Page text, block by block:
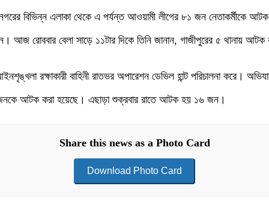
বিভিন্ন এলাকা থেকে এ পর্যন্ত আওয়ামী লীগের ৮১ জন নেতাকর্মীকে
আজ রোববার বেলা সাড়ে ১১টার দিকে তিনি জানান, গাজীপুরের ৫ থানায়
রক্ষাকারী বাহিনী রাতভর অপারেশন ডেভিল হান্ট পরিচালনা করে।
জনকে আটক করা হয়েছে। এছাড়া শুক্রবার রাতে আটক হয় ১৬ জন।
Share this news as a Photo Card
Download Photo Card